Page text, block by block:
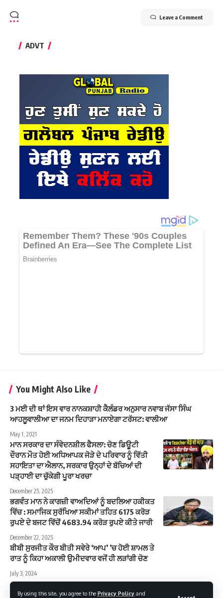
By using this site, you agree to the Privacy Policy and
Leave a Comment
ADVT
You Might Also Like
3 ਮਈ ਦੀ ਥਾਂ ਇਸ ਵਾਰ ਨਾਨਕਸ਼ਾਹੀ ਕੈਲੰਡਰ ਅਨੁਸਾਰ ਨਵਾਬ ਜੱਸਾ ਸਿੰਘ
ਆਹਲੂਵਾਲੀਆ ਦਾ ਜਨਮ ਦਿਹਾੜਾ ਮਨਾਏਗਾ ਟਰੱਸਟ: ਵਾਲੀਆ
May 1, 2021
ਮਾਨ ਸਰਕਾਰ ਦਾ ਸੰਵੇਦਨਸ਼ੀਲ ਫੈਸਲਾ: ਚੋਣ ਡਿਊਟੀ
ਦੌਰਾਨ ਮੌਤ ਹੋਈ ਅਧਿਆਪਕ ਜੋੜੇ ਦੇ ਪਰਿਵਾਰ ਨੂੰ ਵਿੱਤੀ
ਸਹਾਇਤਾ ਦਾ ਐਲਾਨ, ਸਰਕਾਰ ਉਨ੍ਹਾਂ ਦੇ ਬੱਚਿਆਂ ਦੀ
ਪੜ੍ਹਾਈ ਦਾ ਚੁੱਕੇਗੀ ਪੂਰਾ ਖਰਚਾ
December 25, 2025
ਭਗਵੰਤ ਮਾਨ ਨੇ ਕਾਗਜ਼ੀ ਵਾਅਦਿਆਂ ਨੂੰ ਬਦਲਿਆ ਹਕੀਕਤ
ਵਿੱਚ : ਸਮਾਜਿਕ ਸੁਰੱਖਿਆ ਸਕੀਮਾਂ ਤਹਿਤ 6175 ਕਰੋੜ
ਰੁਪਏ ਦੇ ਬਜਟ ਵਿੱਚੋਂ 4683.94 ਕਰੋੜ ਰੁਪਏ ਕੀਤੇ ਜਾਰੀ
December 22, 2025
ਬੀਬੀ ਸੁਰਜੀਤ ਕੌਰ ਬੀਤੀ ਸਵੇਰੇ ‘ਆਪ’ ’ਚ ਹੋਈ ਸ਼ਾਮਲ ਤੇ
ਰਾਤ ਨੂੰ ਕਿਹਾ ਅਕਾਲੀ ਉਮੀਦਵਾਰ ਵਜੋਂ ਹੀ ਲੜਾਂਗੀ ਚੋਣ
July 3, 2024